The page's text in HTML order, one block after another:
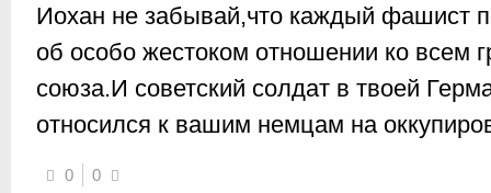
Иохан не забывай,что каждый фашист
об особо жестоком отношении ко всем
союза.И советский солдат в твоей
относился к вашим немцам на
0 0